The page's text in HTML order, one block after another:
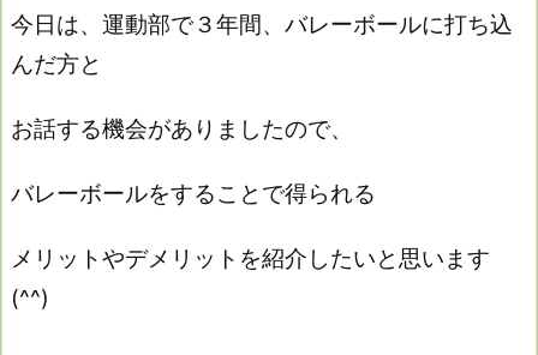
今日は、運動部で３年間、バレーボールに打ち込
んだ方と
お話する機会がありましたので、
バレーボールをすることで得られる
メリットやデメリットを紹介したいと思います
(^^)